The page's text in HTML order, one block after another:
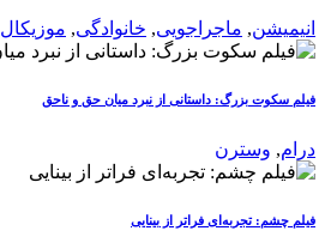
انیمیشن, ماجراجویی, خانوادگی, موزیکال
فیلم سکوت بزرگ: داستانی از نبرد میان حق و ناحق
درام, وسترن
فیلم چشم: تجربه‌ای فراتر از بینایی